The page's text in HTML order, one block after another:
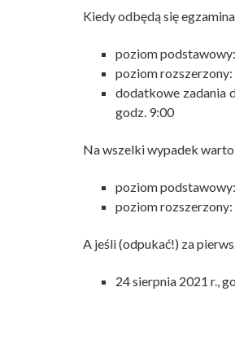
Kiedy odbędą się
poziom podstawowy:
poziom rozszerzony:
dodatkowe zadania
godz. 9:00
Na wszelki wypadek
poziom
poziom rozszerzony:
A jeśli (odpukać!) za
24 sierpnia 2021 r.,